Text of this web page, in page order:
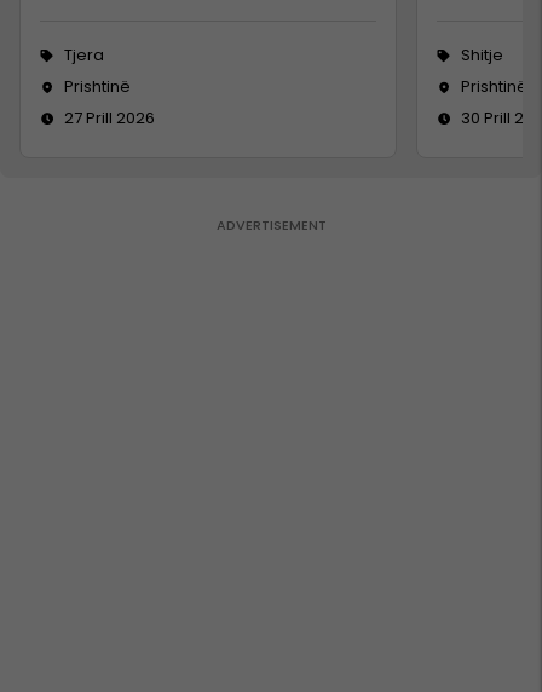
Tjera
Prishtinë
27 Prill 2026
Shitje
Prishtinë
30 Prill